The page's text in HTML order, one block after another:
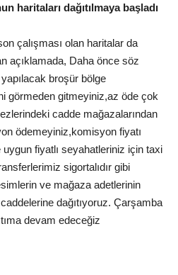
haritaları dağıtılmaya başladı
çalışması olan haritalar da
açıklamada, Daha önce söz
broşür bölge
görmeden gitmeyiniz,az öde çok
cadde mağazalarından
ödemeyiniz,komisyon fiyatı
fiyatlı seyahatleriniz için taxi
sigortalıdır gibi
ve mağaza adetlerinin
dağıtıyoruz. Çarşamba
devam edeceğiz 